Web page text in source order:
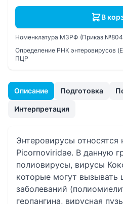
Описание Подготовка
Интерпретация
Энтеровирусы относятся
Picornoviridae. В данную
полиовирусы, вирусы
которые могут вызывать
заболеваний
герпангина, вирусная
В
Номенклатура МЗРФ (Приказ
Определение РНК энтеровирусов
ПЦР